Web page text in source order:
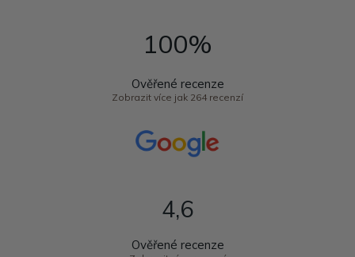
100%
Ověřené recenze
Zobrazit více jak 264 recenzí
4,6
Ověřené recenze